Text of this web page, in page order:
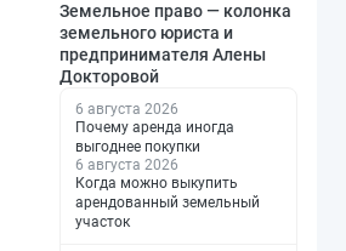
Земельное право — колонка
земельного юриста и
предпринимателя Алены
Докторовой
6 августа 2026
Почему аренда иногда
выгоднее покупки
6 августа 2026
Когда можно выкупить
арендованный земельный
участок